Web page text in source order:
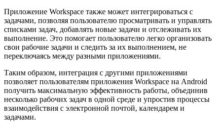
Приложение Workspace также может интегрироваться с
задачами, позволяя пользователю просматривать и управлять
списками задач, добавлять новые задачи и отслеживать их
выполнение. Это помогает пользователю легко организовать
свои рабочие задачи и следить за их выполнением, не
переключаясь между разными приложениями.
Таким образом, интеграция с другими приложениями
позволяет пользователям приложения Workspace на Android
получить максимальную эффективность работы, объединив
несколько рабочих задач в одной среде и упростив процессы
взаимодействия с электронной почтой, календарем и
задачами.